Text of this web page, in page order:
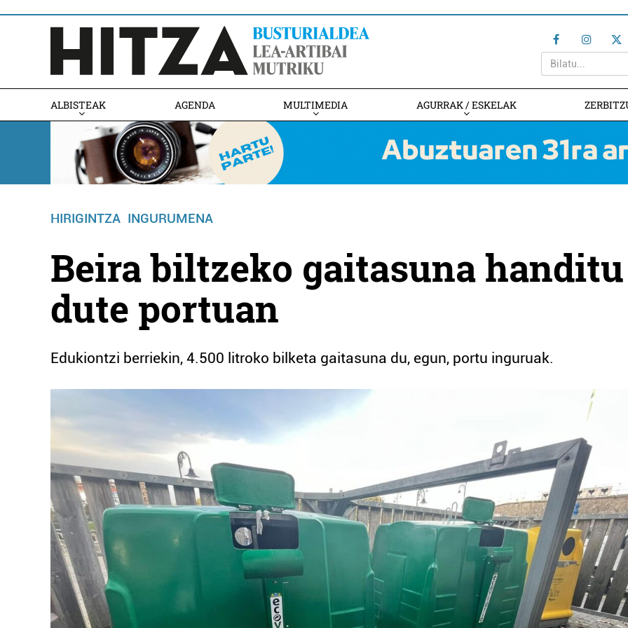
ALBISTEAK AGENDA MULTIMEDIA AGURRAK / ESKELAK
HIRIGINTZA INGURUMENA
Beira biltzeko gaitasuna handitu
dute portuan
Edukiontzi berriekin, 4.500 litroko bilketa gaitasuna du, egun, portu inguruak.